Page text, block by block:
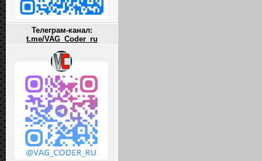
Телеграм-канал:
t.me/VAG_Coder_ru